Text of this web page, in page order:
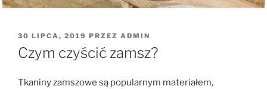
OPUBLIKOWANE
W
30 LIPCA, 2019 PRZEZ ADMIN
Czym czyścić zamsz?
Tkaniny zamszowe są popularnym materiałem,